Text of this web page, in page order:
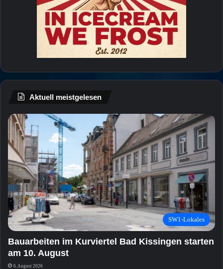
Aktuell meistgelesen
SW1-Lokales
Bauarbeiten im Kurviertel Bad Kissingen starten
am 10. August
6. August 2026